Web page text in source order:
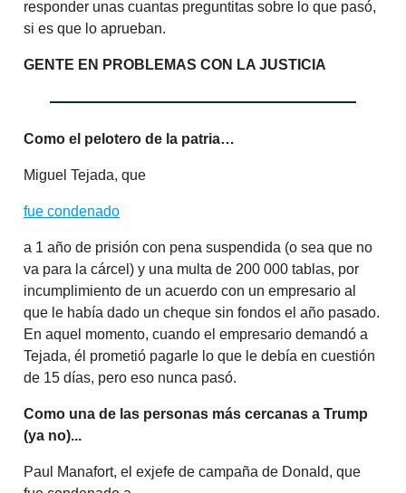
responder unas cuantas preguntitas sobre lo que pasó,
si es que lo aprueban.
GENTE EN PROBLEMAS CON LA JUSTICIA
Como el pelotero de la patria…
Miguel Tejada, que
fue condenado
a 1 año de prisión con pena suspendida (o sea que no
va para la cárcel) y una multa de 200 000 tablas, por
incumplimiento de un acuerdo con un empresario al
que le había dado un cheque sin fondos el año pasado.
En aquel momento, cuando el empresario demandó a
Tejada, él prometió pagarle lo que le debía en cuestión
de 15 días, pero eso nunca pasó.
Como una de las personas más cercanas a Trump
(ya no)...
Paul Manafort, el exjefe de campaña de Donald, que